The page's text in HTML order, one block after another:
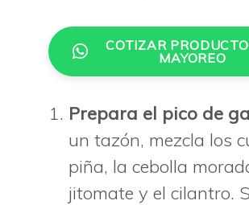
COTIZAR
MAYOREO
Prepara el pico de
un tazón, mezcla los
piña, la cebolla
jitomate y el cilantro.